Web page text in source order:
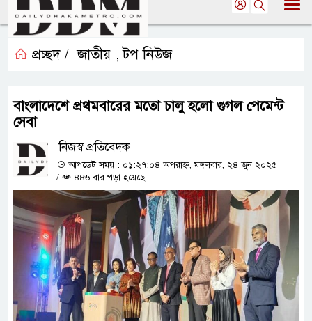
প্রচ্ছদ / জাতীয় ,টপ নিউজ
বাংলাদেশে প্রথমবারের মতো চালু হলো গুগল পেমেন্ট
সেবা
নিজস্ব প্রতিবেদক
আপডেট সময় : ০১:২৭:০৪ অপরাহ্ন, মঙ্গলবার, ২৪ জুন ২০২৫
/
৪৪৬ বার পড়া হয়েছে